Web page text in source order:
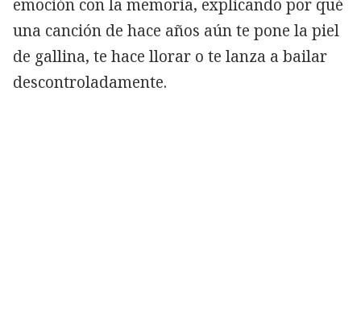
emoción con la memoria, explicando por qué
una canción de hace años aún te pone la piel
de gallina, te hace llorar o te lanza a bailar
descontroladamente.